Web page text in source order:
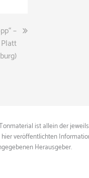
–
ist allein der
veröffentlichten
Herausgeber.